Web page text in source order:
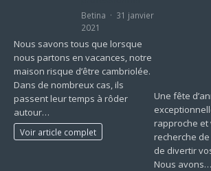
Betina
31 janvier
2021
Nous savons tous que lorsque
nous partons en vacances, notre
maison risque d’être cambriolée.
Dans de nombreux cas, ils
passent leur temps à rôder
autour…
Voir article complet
Une fête
rapproche et
recherche
de divertir
Nous avons…